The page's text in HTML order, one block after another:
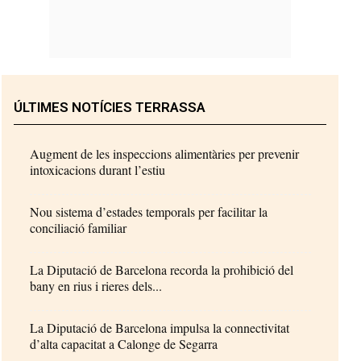
ÚLTIMES NOTÍCIES TERRASSA
Augment de les inspeccions alimentàries per prevenir
intoxicacions durant l’estiu
Nou sistema d’estades temporals per facilitar la
conciliació familiar
La Diputació de Barcelona recorda la prohibició del
bany en rius i rieres dels...
La Diputació de Barcelona impulsa la connectivitat
d’alta capacitat a Calonge de Segarra